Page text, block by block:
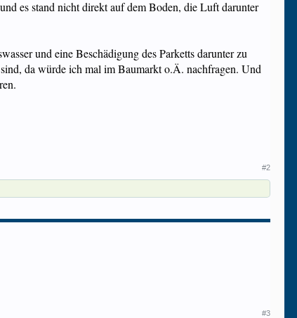
es stand nicht direkt auf dem Boden, die Luft darunter
und eine Beschädigung des Parketts darunter zu
da würde ich mal im Baumarkt o.Ä. nachfragen. Und
#2
#3